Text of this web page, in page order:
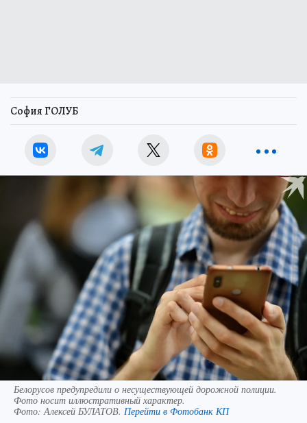
София ГОЛУБ
Белорусов предупредили о несуществующей дорожной полиции.
Фото носит иллюстративный характер.
Фото: Алексей БУЛАТОВ. Перейти в Фотобанк КП